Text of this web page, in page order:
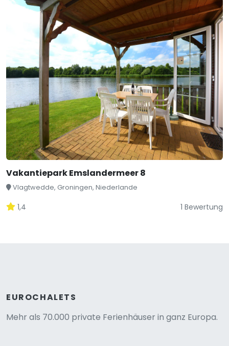
Vakantiepark Emslandermeer 8
Vlagtwedde, Groningen, Niederlande
1,4 1 Bewertung
EUROCHALETS
Mehr als 70.000 private Ferienhäuser in ganz Europa.